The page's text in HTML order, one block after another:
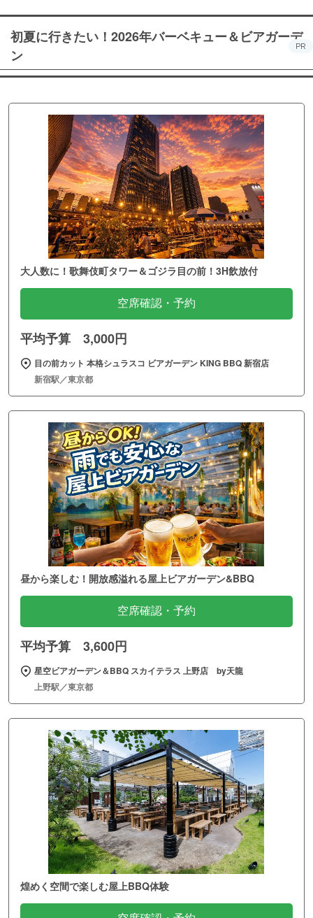
初夏に行きたい！2026年バーベキュー＆ビアガーデ
ン
PR
大人数に！歌舞伎町タワー＆ゴジラ目の前！3H飲放付
空席確認・予約
平均予算 3,000円
目の前カット 本格シュラスコ ビアガーデン KING BBQ 新宿店
新宿駅／東京都
昼から楽しむ！開放感溢れる屋上ビアガーデン&BBQ
空席確認・予約
平均予算 3,600円
星空ビアガーデン＆BBQ スカイテラス 上野店 by天龍
上野駅／東京都
煌めく空間で楽しむ屋上BBQ体験